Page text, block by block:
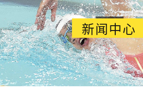
新闻中心